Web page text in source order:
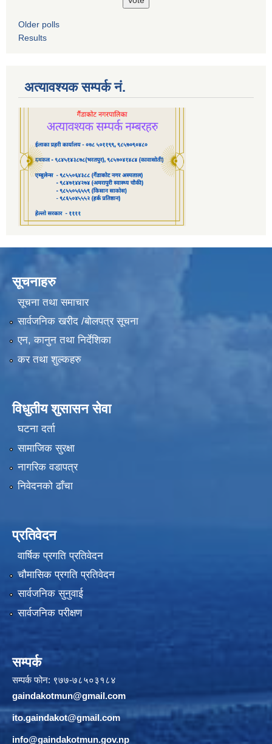
Older polls
Results
अत्यावश्यक सम्पर्क नं.
सूचनाहरु
सूचना तथा समाचार
सार्वजनिक खरीद /बोलपत्र सूचना
एन, कानुन तथा निर्देशिका
कर तथा शुल्कहरु
विधुतीय शुसासन सेवा
घटना दर्ता
सामाजिक सुरक्षा
नागरिक वडापत्र
निवेदनको ढाँचा
प्रतिवेदन
वार्षिक प्रगति प्रतिवेदन
चौमासिक प्रगति प्रतिवेदन
सार्वजनिक सुनुवाई
सार्वजनिक परीक्षण
सम्पर्क
सम्पर्क फोन: ९७७-७८५०३१८४
gaindakotmun@gmail.com
ito.gaindakot@gmail.com
info@gaindakotmun.gov.np